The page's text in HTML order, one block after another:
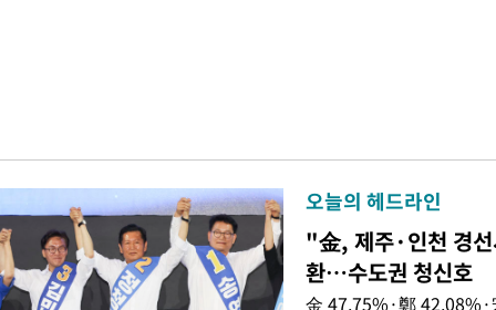
오늘의 헤드라인
"金, 제주·인천 경
환…수도권 청신호
金 47.75%·鄭